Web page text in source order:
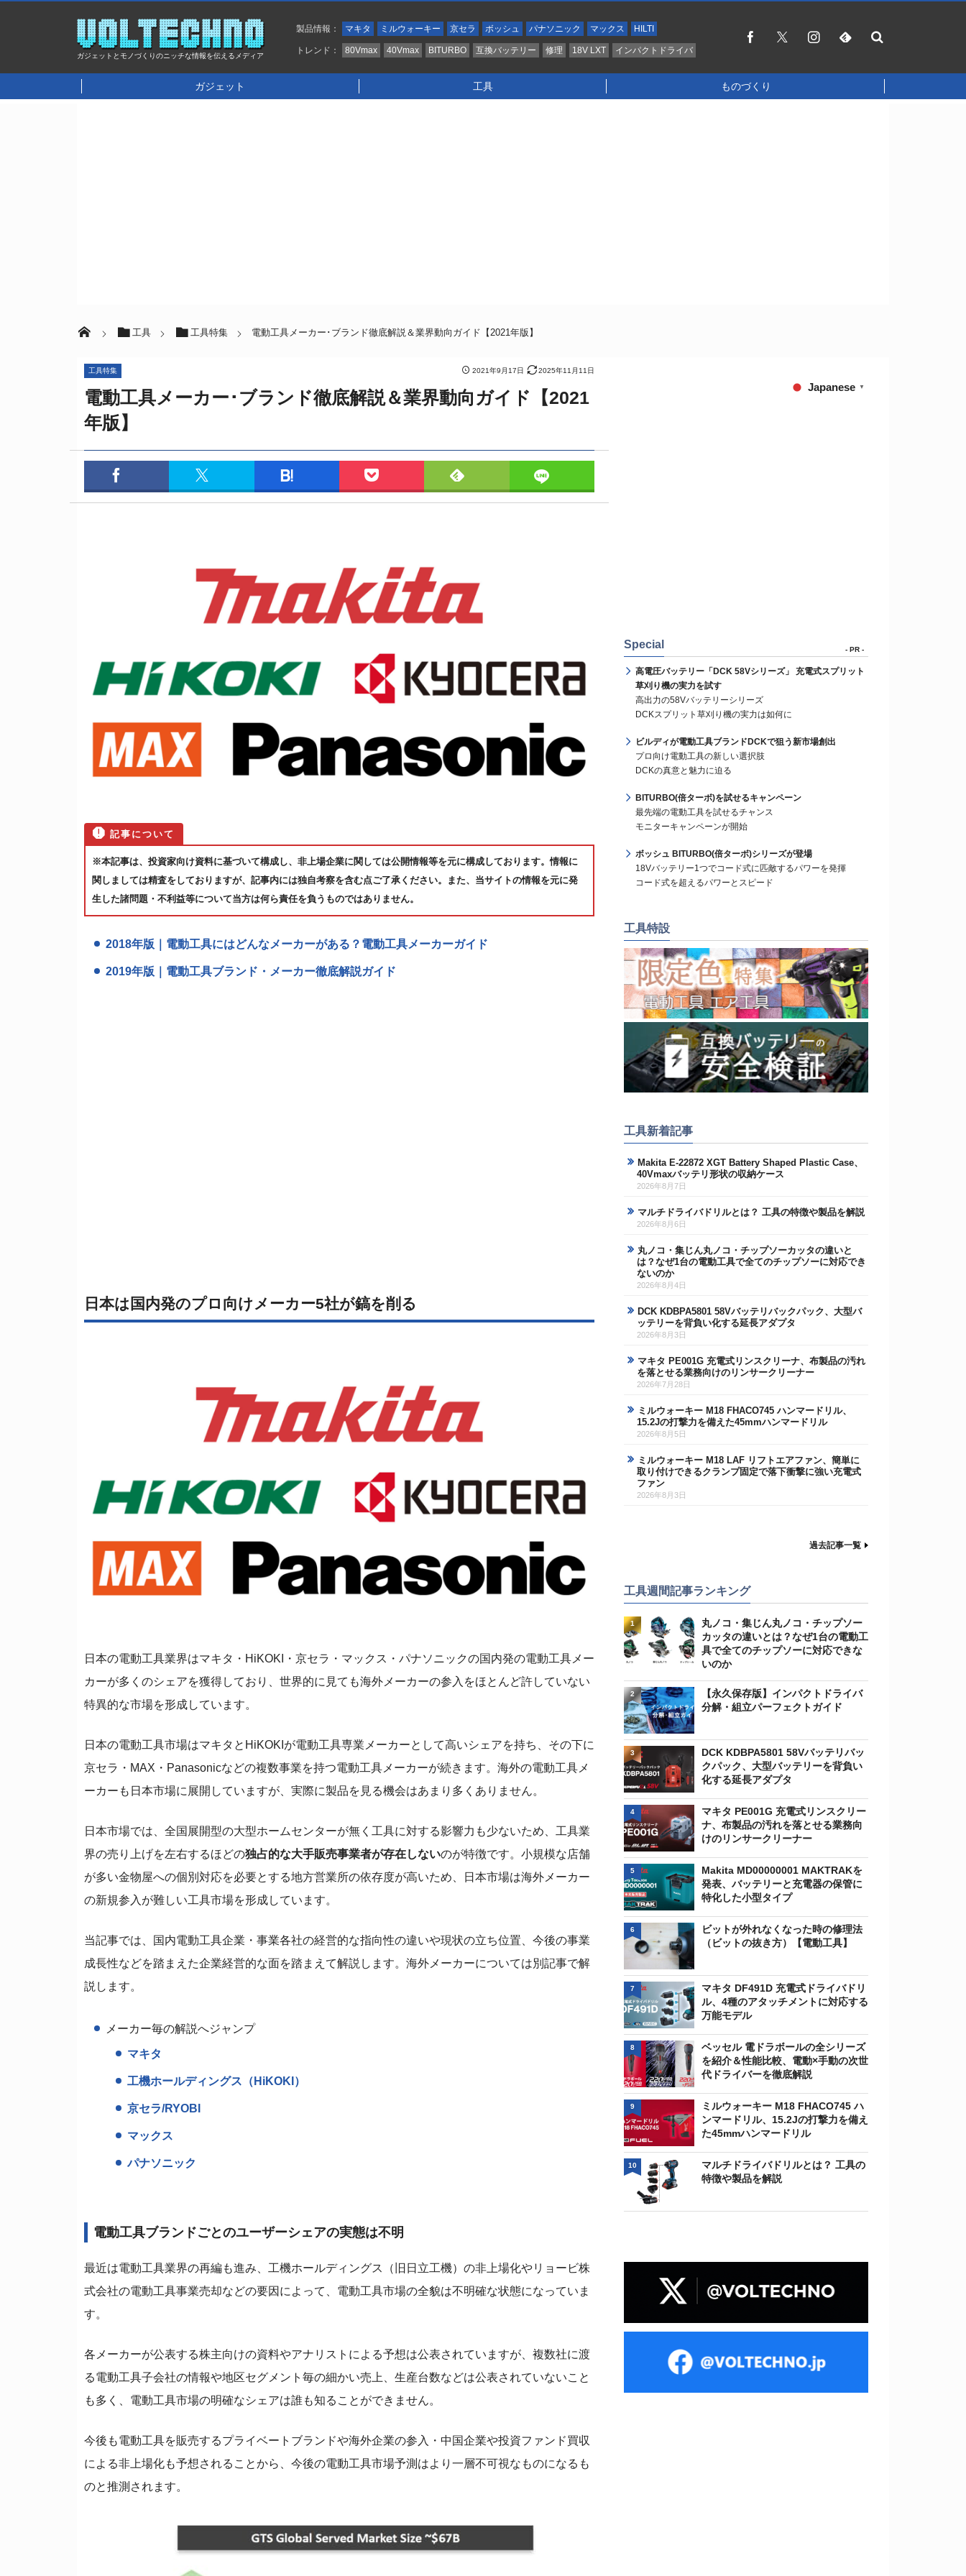
ガジェットとモノづくりのニッチな情報を伝えるメディア
製品情報： マキタ ミルウォーキー 京セラ ボッシュ パナソニック マックス HILTI
トレンド： 80Vmax 40Vmax BITURBO 互換バッテリー 修理 18V LXT インパクトドライバ
ガジェット 工具 ものづくり
工具 工具特集 電動工具メーカー･ブランド徹底解説＆業界動向ガイド【2021年版】
2021年9月17日 2025年11月11日
工具特集
電動工具メーカー･ブランド徹底解説＆業界動向ガイド【2021
年版】
※本記事は、投資家向け資料に基づいて構成し、非上場企業に関しては公開情報等を元に構成しております。情報に
関しましては精査をしておりますが、記事内には独自考察を含む点ご了承ください。また、当サイトの情報を元に発
生した諸問題・不利益等について当方は何ら責任を負うものではありません。
2018年版｜電動工具にはどんなメーカーがある？電動工具メーカーガイド
2019年版｜電動工具ブランド・メーカー徹底解説ガイド
日本は国内発のプロ向けメーカー5社が鎬を削る
日本の電動工具業界はマキタ・HiKOKI・京セラ・マックス・パナソニックの国内発の電動工具メー
カーが多くのシェアを獲得しており、世界的に見ても海外メーカーの参入をほとんど許していない
特異的な市場を形成しています。
日本の電動工具市場はマキタとHiKOKIが電動工具専業メーカーとして高いシェアを持ち、その下に
京セラ・MAX・Panasonicなどの複数事業を持つ電動工具メーカーが続きます。海外の電動工具メ
ーカーも日本市場に展開していますが、実際に製品を見る機会はあまり多くありません。
日本市場では、全国展開型の大型ホームセンターが無く工具に対する影響力も少ないため、工具業
界の売り上げを左右するほどの独占的な大手販売事業者が存在しないのが特徴です。小規模な店舗
が多い金物屋への個別対応を必要とする地方営業所の依存度が高いため、日本市場は海外メーカー
の新規参入が難しい工具市場を形成しています。
当記事では、国内電動工具企業・事業各社の経営的な指向性の違いや現状の立ち位置、今後の事業
成長性などを踏まえた企業経営的な面を踏まえて解説します。海外メーカーについては別記事で解
説します。
メーカー毎の解説へジャンプ
マキタ
工機ホールディングス（HiKOKI）
京セラ/RYOBI
マックス
パナソニック
電動工具ブランドごとのユーザーシェアの実態は不明
最近は電動工具業界の再編も進み、工機ホールディングス（旧日立工機）の非上場化やリョービ株
式会社の電動工具事業売却などの要因によって、電動工具市場の全貌は不明確な状態になっていま
す。
各メーカーが公表する株主向けの資料やアナリストによる予想は公表されていますが、複数社に渡
る電動工具子会社の情報や地区セグメント毎の細かい売上、生産台数などは公表されていないこと
も多く、電動工具市場の明確なシェアは誰も知ることができません。
今後も電動工具を販売するプライベートブランドや海外企業の参入・中国企業や投資ファンド買収
による非上場化も予想されることから、今後の電動工具市場予測はより一層不可視なものになるも
のと推測されます。
Japanese ▼
Special - PR -
高電圧バッテリー「DCK 58Vシリーズ」 充電式スプリット
草刈り機の実力を試す
高出力の58Vバッテリーシリーズ
DCKスプリット草刈り機の実力は如何に
ビルディが電動工具ブランドDCKで狙う新市場創出
プロ向け電動工具の新しい選択肢
DCKの真意と魅力に迫る
BITURBO(倍ターボ)を試せるキャンペーン
最先端の電動工具を試せるチャンス
モニターキャンペーンが開始
ボッシュ BITURBO(倍ターボ)シリーズが登場
18Vバッテリー1つでコード式に匹敵するパワーを発揮
コード式を超えるパワーとスピード
工具特設
工具新着記事
Makita E-22872 XGT Battery Shaped Plastic Case、
40Vmaxバッテリ形状の収納ケース
2026年8月7日
マルチドライバドリルとは？ 工具の特徴や製品を解説
2026年8月6日
丸ノコ・集じん丸ノコ・チップソーカッタの違いと
は？なぜ1台の電動工具で全てのチップソーに対応でき
ないのか
2026年8月4日
DCK KDBPA5801 58Vバッテリバックパック、大型バ
ッテリーを背負い化する延長アダプタ
2026年8月3日
マキタ PE001G 充電式リンスクリーナ、布製品の汚れ
を落とせる業務向けのリンサークリーナー
2026年7月28日
ミルウォーキー M18 FHACO745 ハンマードリル、
15.2Jの打撃力を備えた45mmハンマードリル
2026年8月5日
ミルウォーキー M18 LAF リフトエアファン、簡単に
取り付けできるクランプ固定で落下衝撃に強い充電式
ファン
2026年8月3日
過去記事一覧
工具週間記事ランキング
丸ノコ・集じん丸ノコ・チップソー
カッタの違いとは？なぜ1台の電動工
具で全てのチップソーに対応できな
いのか
1
【永久保存版】インパクトドライバ
分解・組立パーフェクトガイド
2
DCK KDBPA5801 58Vバッテリバッ
クパック、大型バッテリーを背負い
化する延長アダプタ
3
マキタ PE001G 充電式リンスクリー
ナ、布製品の汚れを落とせる業務向
けのリンサークリーナー
4
Makita MD00000001 MAKTRAKを
発表、バッテリーと充電器の保管に
特化した小型タイプ
5
ビットが外れなくなった時の修理法
（ビットの抜き方）【電動工具】
6
マキタ DF491D 充電式ドライバドリ
ル、4種のアタッチメントに対応する
万能モデル
7
ベッセル 電ドラボールの全シリーズ
を紹介＆性能比較、電動×手動の次世
代ドライバーを徹底解説
8
ミルウォーキー M18 FHACO745 ハ
ンマードリル、15.2Jの打撃力を備え
た45mmハンマードリル
9
マルチドライバドリルとは？ 工具の
特徴や製品を解説
10